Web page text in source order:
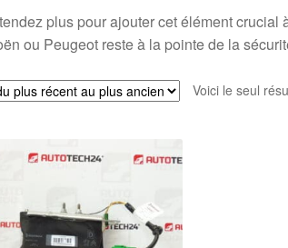
plus pour ajouter cet élément
ou Peugeot reste à la pointe de la
Voici le seul